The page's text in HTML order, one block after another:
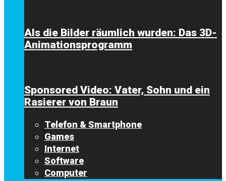
Als die Bilder räumlich wurden: Das 3D-
Animationsprogramm
Sponsored Video: Vater, Sohn und ein
Rasierer von Braun
Telefon & Smartphone
Games
Internet
Software
Computer